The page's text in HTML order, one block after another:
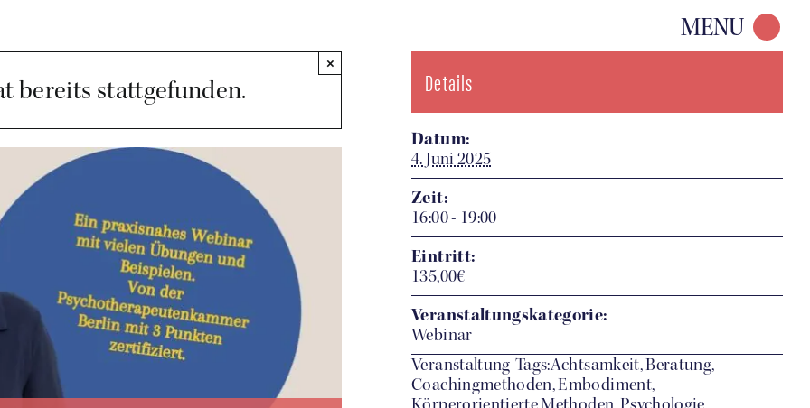
MENU
bereits stattgefunden.
×
Details
Datum:
4. Juni 2025
Zeit:
16:00 - 19:00
Eintritt:
135,00€
Veranstaltungskategorie:
Webinar
Veranstaltung-Tags:Achtsamkeit, Beratung,
Coachingmethoden, Embodiment,